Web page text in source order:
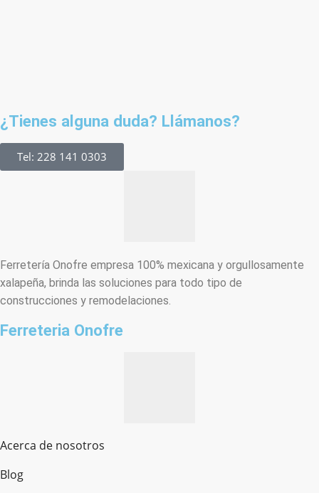
¿Tienes alguna duda? Llámanos?
Tel: 228 141 0303
Ferretería Onofre empresa 100% mexicana y orgullosamente
xalapeña, brinda las soluciones para todo tipo de
construcciones y remodelaciones.
Ferreteria Onofre
Acerca de nosotros
Blog